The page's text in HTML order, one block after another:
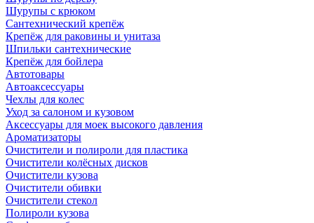
Шурупы с крюком
Сантехнический крепёж
Крепёж для раковины и унитаза
Шпильки сантехнические
Крепёж для бойлера
Автотовары
Автоаксессуары
Чехлы для колес
Уход за салоном и кузовом
Аксессуары для моек высокого давления
Ароматизаторы
Очистители и полироли для пластика
Очистители колёсных дисков
Очистители кузова
Очистители обивки
Очистители стекол
Полироли кузова